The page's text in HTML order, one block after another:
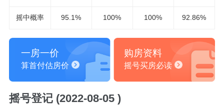
摇中概率 95.1% 100% 100% 92.86%
一房一价
算首付估房价
购房资料
摇号买房必读
摇号登记 (2022-08-05 )